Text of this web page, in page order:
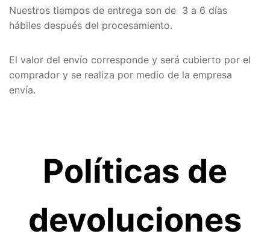
Nuestros tiempos de entrega son de 3 a 6 días
hábiles después del procesamiento.
El valor del envío corresponde y será cubierto por el
comprador y se realiza por medio de la empresa
envía.
Políticas de
devoluciones